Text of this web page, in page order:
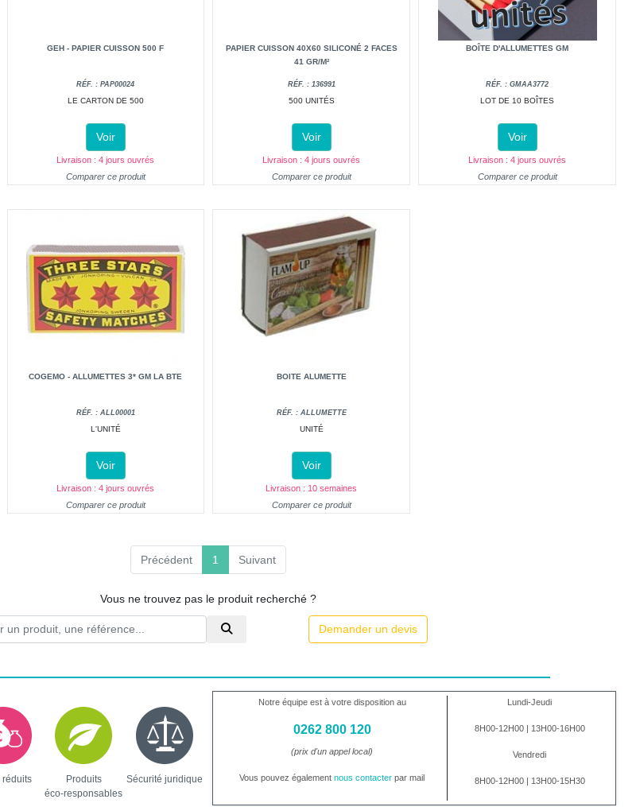
GEH - PAPIER CUISSON 500 F
RÉF. : PAP00024
LE CARTON DE 500
Voir
Livraison : 4 jours ouvrés
Comparer ce produit
PAPIER CUISSON 40X60 SILICONÉ 2 FACES
41 GR/M²
RÉF. : 136991
500 UNITÉS
Voir
Livraison : 4 jours ouvrés
Comparer ce produit
BOÎTE D'ALLUMETTES GM
RÉF. : GMAA3772
LOT DE 10 BOÎTES
Voir
Livraison : 4 jours ouvrés
Comparer ce produit
COGEMO - ALLUMETTES 3* GM LA BTE
RÉF. : ALL00001
L'UNITÉ
Voir
Livraison : 4 jours ouvrés
Comparer ce produit
BOITE ALUMETTE
RÉF. : ALLUMETTE
UNITÉ
Voir
Livraison : 10 semaines
Comparer ce produit
Précédent 1 (current)
Suivant
Vous ne trouvez pas le produit recherché ?
Demander un devis
réduits
Produits
éco-responsables
Sécurité juridique
Notre équipe est à votre disposition au
0262 800 120
(prix d'un appel local)
Vous pouvez égalementnous contacter par mail
Lundi-Jeudi
8H00-12H00 | 13H00-16H00
Vendredi
8H00-12H00 | 13H00-15H30